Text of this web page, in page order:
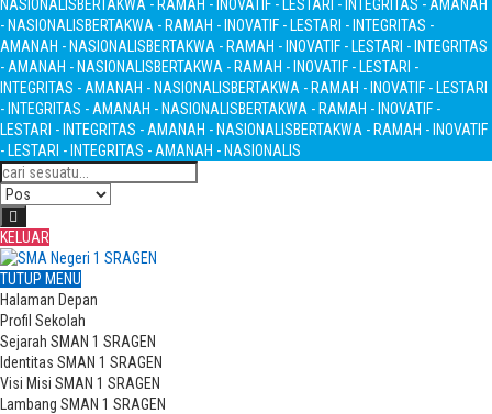
NASIONALISBERTAKWA - RAMAH - INOVATIF - LESTARI - INTEGRITAS - AMANAH
- NASIONALISBERTAKWA - RAMAH - INOVATIF - LESTARI - INTEGRITAS -
AMANAH - NASIONALISBERTAKWA - RAMAH - INOVATIF - LESTARI - INTEGRITAS
- AMANAH - NASIONALISBERTAKWA - RAMAH - INOVATIF - LESTARI -
INTEGRITAS - AMANAH - NASIONALISBERTAKWA - RAMAH - INOVATIF - LESTARI
- INTEGRITAS - AMANAH - NASIONALISBERTAKWA - RAMAH - INOVATIF -
LESTARI - INTEGRITAS - AMANAH - NASIONALISBERTAKWA - RAMAH - INOVATIF
- LESTARI - INTEGRITAS - AMANAH - NASIONALIS
KELUAR
TUTUP MENU
Halaman Depan
Profil Sekolah
Sejarah SMAN 1 SRAGEN
Identitas SMAN 1 SRAGEN
Visi Misi SMAN 1 SRAGEN
Lambang SMAN 1 SRAGEN